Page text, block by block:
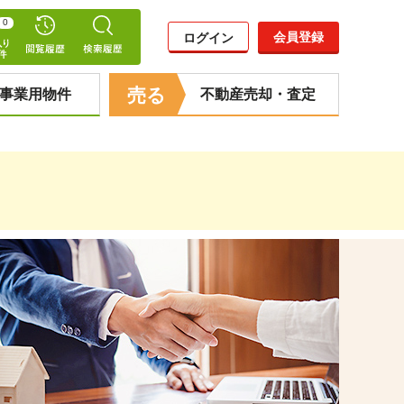
0
ログイン 会員登録
業用物件 売る 不動産売却・査定